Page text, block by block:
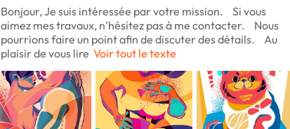
Bonjour, Je suis intéressée par votre mission. Si vous
aimez mes travaux, n’hésitez pas à me contacter. Nous
pourrions faire un point afin de discuter des détails. Au
plaisir de vous lire Voir tout le texte